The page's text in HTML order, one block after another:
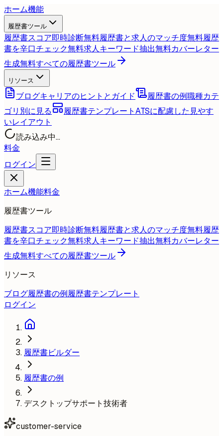
ホーム機能
履歴書ツール
履歴書スコア即時診断無料履歴書と求人のマッチ度無料履歴
書を辛口チェック無料求人キーワード抽出無料カバーレター
生成無料すべての履歴書ツール
リソース
ブログキャリアのヒントとガイド 履歴書の例職種カテ
ゴリ別に見る
履歴書テンプレートATSに配慮した見やす
いレイアウト
読み込み中...
料金
ログイン
ホーム機能料金
履歴書ツール
履歴書スコア即時診断無料履歴書と求人のマッチ度無料履歴
書を辛口チェック無料求人キーワード抽出無料カバーレター
生成無料すべての履歴書ツール
リソース
ブログ履歴書の例履歴書テンプレート
ログイン
履歴書ビルダー
履歴書の例
デスクトップサポート技術者
customer-service